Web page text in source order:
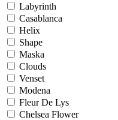
Labyrinth
Casablanca
Helix
Shape
Maska
Clouds
Venset
Modena
Fleur De Lys
Chelsea Flower